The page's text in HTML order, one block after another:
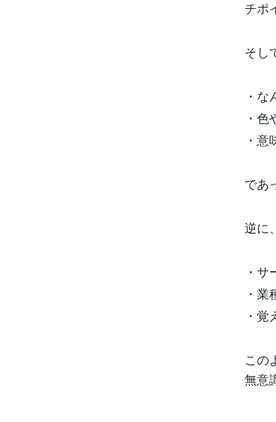
チポ
そし
・
・
・
であ
逆に
・
・
・
この
無意